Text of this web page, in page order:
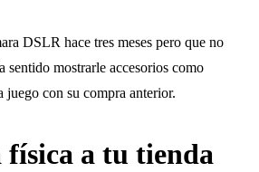
DSLR hace tres meses pero que no
sentido mostrarle accesorios como
juego con su compra anterior.
física a tu tienda